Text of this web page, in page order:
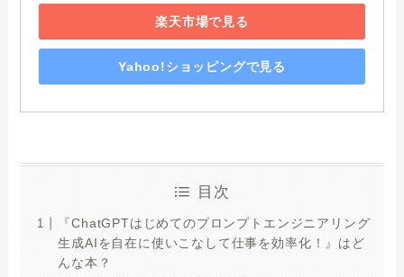
楽天市場で見る
Yahoo!ショッピングで見る
目次
『ChatGPTはじめてのプロンプトエンジニアリング
生成AIを自在に使いこなして仕事を効率化！』はど
んな本？